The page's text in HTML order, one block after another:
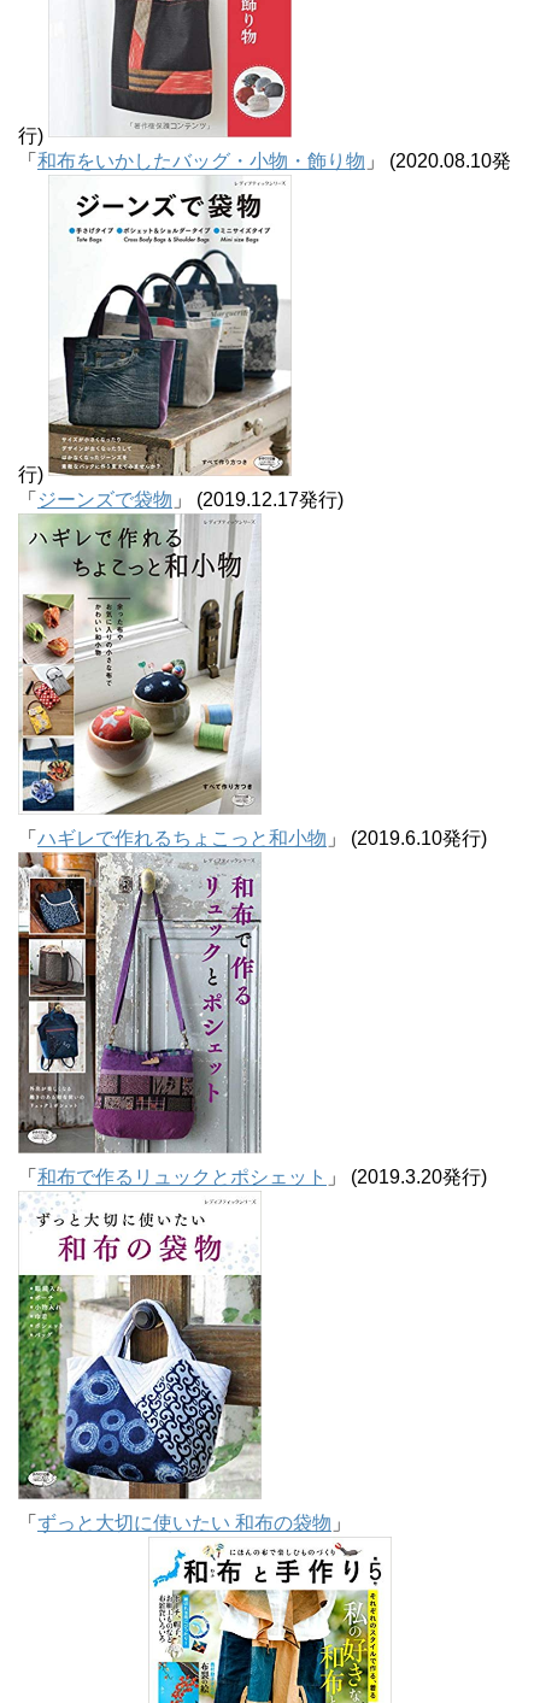
行)
「 和布をいかしたバッグ・小物・飾り物 」 (2020.08.10発
行)
「 ジーンズで袋物 」 (2019.12.17発行)
「 ハギレで作れるちょこっと和小物 」 (2019.6.10発行)
「 和布で作るリュックとポシェット 」 (2019.3.20発行)
「 ずっと大切に使いたい 和布の袋物 」